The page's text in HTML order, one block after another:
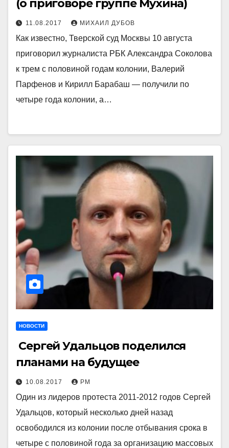
(о приговоре группе Мухина)
11.08.2017 МИХАИЛ ДУБОВ
Как известно, Тверской суд Москвы 10 августа
приговорил журналиста РБК Александра Соколова
к трем с половиной годам колонии, Валерий
Парфенов и Кирилл Барабаш — получили по
четыре года колонии, а…
НОВОСТИ
Сергей Удальцов поделился
планами на будущее
10.08.2017 РМ
Один из лидеров протеста 2011-2012 годов Сергей
Удальцов, который несколько дней назад
освободился из колонии после отбывания срока в
четыре с половиной года за организацию массовых